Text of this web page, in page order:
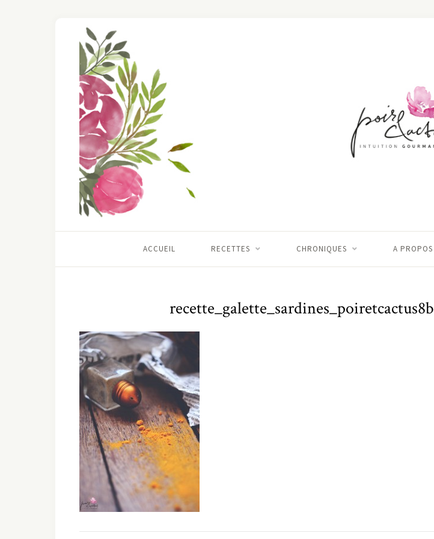
ACCUEIL RECETTES CHRONIQUES A PROPOS
recette_galette_sardines_poiretcactus8b